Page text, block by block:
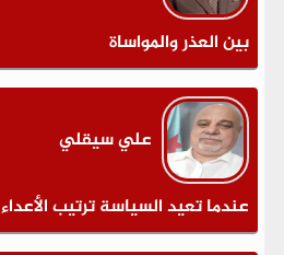
بين العذر والمواساة
علي سيقلي
عندما تعيد السياسة ترتيب الأعداء